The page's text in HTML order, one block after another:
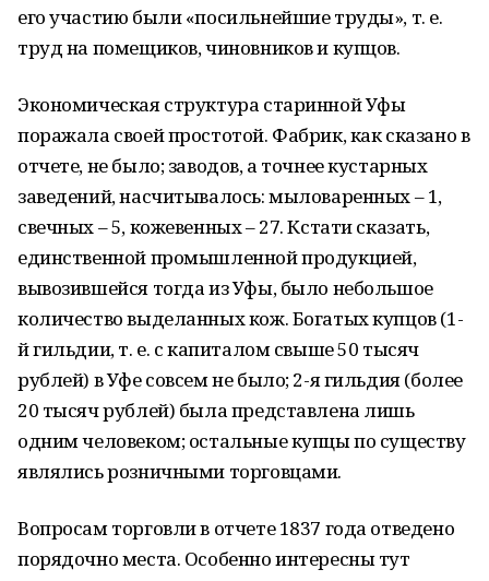
его участию были «посильнейшие труды», т. е.
труд на помещиков, чиновников и купцов.
Экономическая структура старинной Уфы
поражала своей простотой. Фабрик, как сказано в
отчете, не было; заводов, а точнее кустарных
заведений, насчитывалось: мыловаренных – 1,
свечных – 5, кожевенных – 27. Кстати сказать,
единственной промышленной продукцией,
вывозившейся тогда из Уфы, было небольшое
количество выделанных кож. Богатых купцов (1-
й гильдии, т. е. с капиталом свыше 50 тысяч
рублей) в Уфе совсем не было; 2-я гильдия (более
20 тысяч рублей) была представлена лишь
одним человеком; остальные купцы по существу
являлись розничными торговцами.
Вопросам торговли в отчете 1837 года отведено
порядочно места. Особенно интересны тут